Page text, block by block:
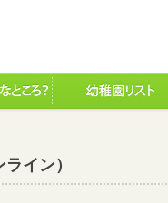
イン）